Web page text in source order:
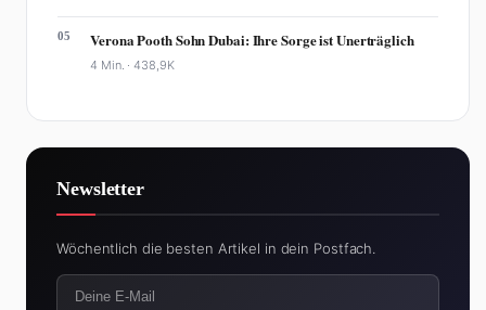
05 Verona Pooth Sohn Dubai: Ihre Sorge ist Unerträglich
4 Min. ·438,9K
Newsletter
Wöchentlich die besten Artikel in dein Postfach.